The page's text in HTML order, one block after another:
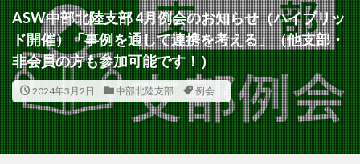
ASW中部北陸支部 4月例会のお知らせ（ハイブリッ
ド開催）「事例を通して連携を考える」（他支部・
非会員の方も参加可能です！）
2024年3月2日 中部北陸支部 例会